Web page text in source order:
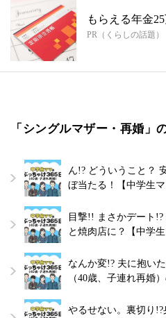
もらえる年金
PR（くらしの話題）
「シングルマザー・再婚」
ん!? どういうこと？
ぼ当たる！【中学生
目撃!! まさかデート
と焼肉店に？【中学
なんか変!? 夫に抱い
（40歳、子連れ再婚
やるせない。裏切り